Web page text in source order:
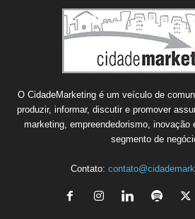
O CidadeMarketing é um veículo de
produzir, informar, discutir e promover
marketing, empreendedorismo, inovação
segmento de
Contato: